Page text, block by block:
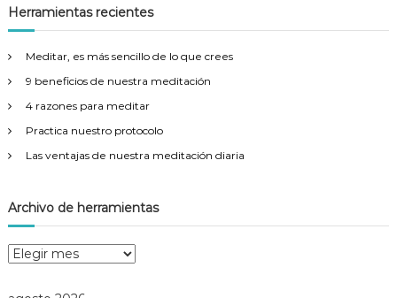
c
a
:
Herramientas recientes
Meditar, es más sencillo de lo que crees
9 beneficios de nuestra meditación
4 razones para meditar
Practica nuestro protocolo
Las ventajas de nuestra meditación diaria
Archivo de herramientas
A